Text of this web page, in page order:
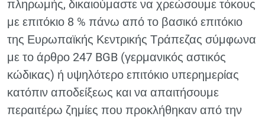
πληρωμής, δικαιούμαστε να χρεώσουμε τόκους
με επιτόκιο 8 % πάνω από το βασικό επιτόκιο
της Ευρωπαϊκής Κεντρικής Τράπεζας σύμφωνα
με το άρθρο 247 BGB (γερμανικός αστικός
κώδικας) ή υψηλότερο επιτόκιο υπερημερίας
κατόπιν αποδείξεως και να απαιτήσουμε
περαιτέρω ζημίες που προκλήθηκαν από την